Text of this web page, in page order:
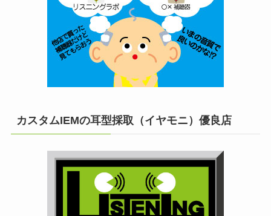
カスタムIEMの耳型採取（イヤモニ）優良店